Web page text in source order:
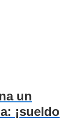
un
¡sueldo